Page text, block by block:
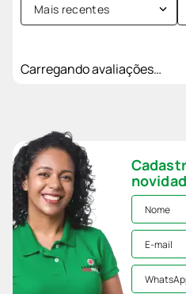
Mais recentes
Carregando avaliações…